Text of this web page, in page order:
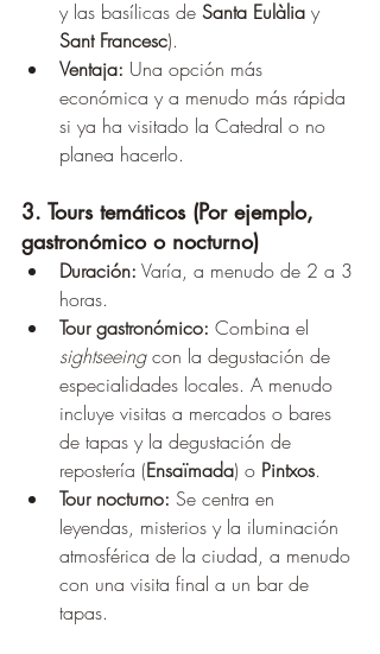
y las basílicas de Santa Eulàlia y
Sant Francesc).
Ventaja: Una opción más
económica y a menudo más rápida
si ya ha visitado la Catedral o no
planea hacerlo.
3. Tours temáticos (Por ejemplo,
gastronómico o nocturno)
Duración: Varía, a menudo de 2 a 3
horas.
Tour gastronómico: Combina el
sightseeing con la degustación de
especialidades locales. A menudo
incluye visitas a mercados o bares
de tapas y la degustación de
repostería (Ensaïmada) o Pintxos.
Tour nocturno: Se centra en
leyendas, misterios y la iluminación
atmosférica de la ciudad, a menudo
con una visita final a un bar de
tapas.